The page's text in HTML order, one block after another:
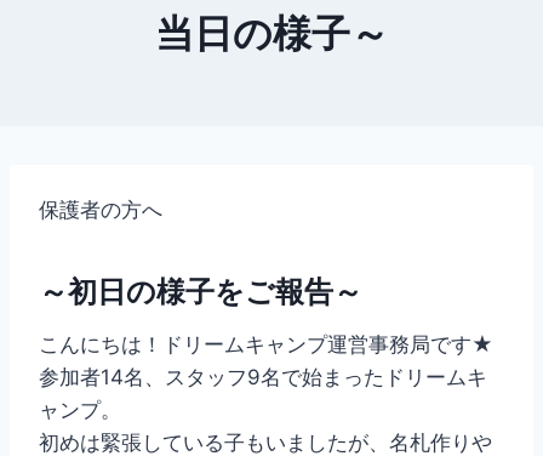
当日の様子～
保護者の方へ
～初日の様子をご報告～
こんにちは！ドリームキャンプ運営事務局です★
参加者14名、スタッフ9名で始まったドリームキ
ャンプ。
初めは緊張している子もいましたが、名札作りや